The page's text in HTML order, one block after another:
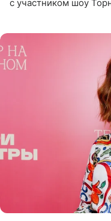
с участником шоу